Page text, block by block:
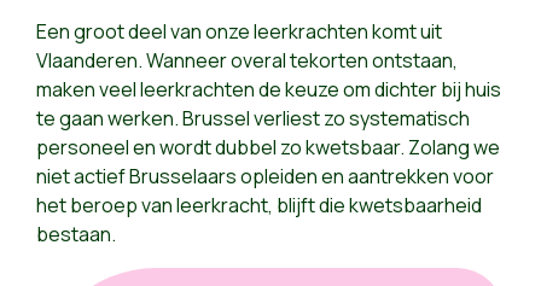
Een groot deel van onze leerkrachten komt uit
Vlaanderen. Wanneer overal tekorten ontstaan,
maken veel leerkrachten de keuze om dichter bij huis
te gaan werken. Brussel verliest zo systematisch
personeel en wordt dubbel zo kwetsbaar. Zolang we
niet actief Brusselaars opleiden en aantrekken voor
het beroep van leerkracht, blijft die kwetsbaarheid
bestaan.